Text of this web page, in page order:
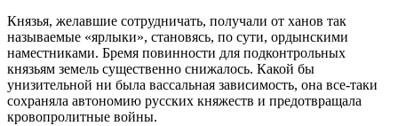
Князья, желавшие сотрудничать, получали от ханов так
называемые «ярлыки», становясь, по сути, ордынскими
наместниками. Бремя повинности для подконтрольных
князьям земель существенно снижалось. Какой бы
унизительной ни была вассальная зависимость, она все-таки
сохраняла автономию русских княжеств и предотвращала
кровопролитные войны.